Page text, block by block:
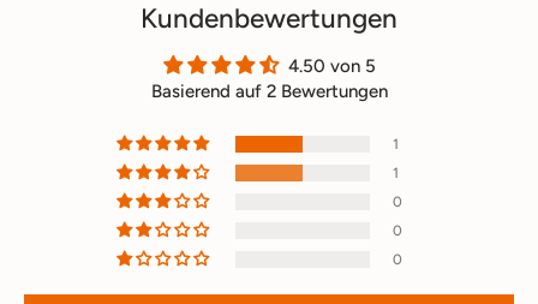
Kundenbewertungen
4.50 von 5
Basierend auf 2 Bewertungen
1
1
0
0
0